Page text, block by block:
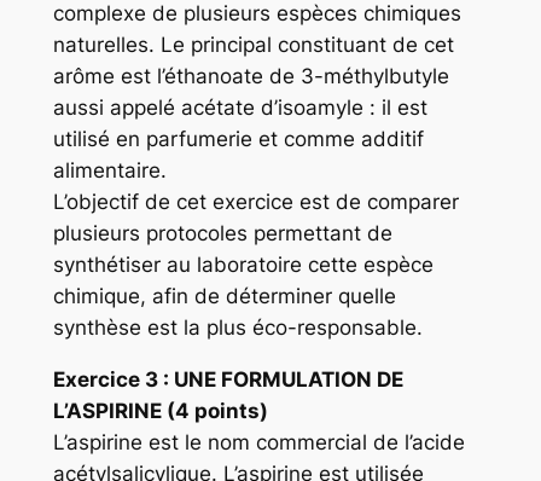
complexe de plusieurs espèces chimiques
naturelles. Le principal constituant de cet
arôme est l’éthanoate de 3-méthylbutyle
aussi appelé acétate d’isoamyle : il est
utilisé en parfumerie et comme additif
alimentaire.
L’objectif de cet exercice est de comparer
plusieurs protocoles permettant de
synthétiser au laboratoire cette espèce
chimique, afin de déterminer quelle
synthèse est la plus éco-responsable.
Exercice3 : UNE FORMULATION DE
L’ASPIRINE (4 points)
L’aspirine est le nom commercial de l’acide
acétylsalicylique. L’aspirine est utilisée